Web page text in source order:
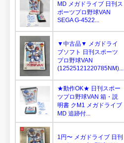
MD メガドライブ 日刊ス
ポーツプロ野球VAN
SEGA G-4522...
▼中古品▼ メガドライ
ブソフト 日刊スポーツ
プロ野球VAN
(12525121220785NM)...
★動作OK★ 日刊スポー
ツプロ野球VAN 箱・説
明書 クM1 メガドライブ
MD 追跡付...
1円〜 メガドライブ 日刊